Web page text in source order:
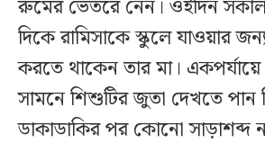
রুমের ভেতরে নেন। ওইদিন
দিকে রামিসাকে স্কুলে যাওয়ার
করতে থাকেন তার মা।
সামনে শিশুটির জুতা দেখতে পান
ডাকাডাকির পর কোনো সাড়াশব্দ